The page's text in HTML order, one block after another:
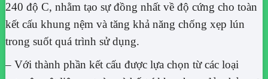
240 độ C, nhằm tạo sự đồng nhất về độ cứng cho toàn
kết cấu khung nệm và tăng khả năng chống xẹp lún
trong suốt quá trình sử dụng.
– Với thành phần kết cấu được lựa chọn từ các loại